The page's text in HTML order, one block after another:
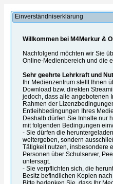
Einverständniserklärung
Willkommen bei M4Merkur &
Nachfolgend möchten wir Sie
Online-Medienbereich und die
Sehr geehrte Lehrkraft und
Ihr Medienzentrum stellt Ihnen
Download bzw. direkten
jedoch, dass alle angebotenen
Rahmen der
Entleihbedingungen Ihres
Deshalb dürfen Sie Inhalte nur
mit folgenden Bedingungen
- Sie dürfen die
weitergeben, sondern
Tätigkeit nutzen, insbesondere
Personen über Schulserver,
untersagt.
- Sie verpflichten sich, die
Besitz befindlichen Kopien